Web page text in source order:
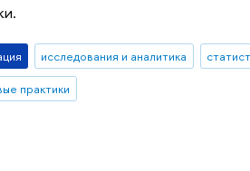
исследования и аналитика
практики